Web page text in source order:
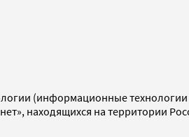
(информационные
находящихся на территории